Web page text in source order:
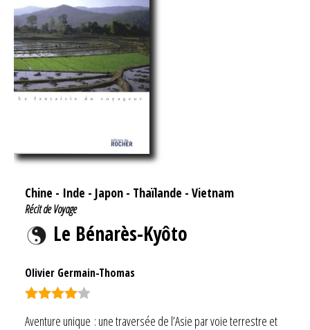
Chine - Inde - Japon - Thaïlande -Vietnam
Récit de Voyage
Le Bénarès-Kyôto
Olivier Germain-Thomas
Aventure unique : une traversée de l’Asie par voie terrestre et